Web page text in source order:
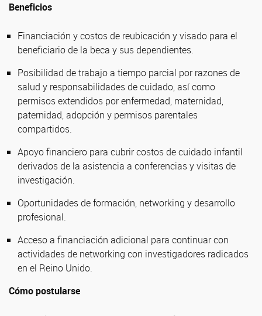
Beneficios
Financiación y costos de reubicación y visado para el
beneficiario de la beca y sus dependientes.
Posibilidad de trabajo a tiempo parcial por razones de
salud y responsabilidades de cuidado, así como
permisos extendidos por enfermedad, maternidad,
paternidad, adopción y permisos parentales
compartidos.
Apoyo financiero para cubrir costos de cuidado infantil
derivados de la asistencia a conferencias y visitas de
investigación.
Oportunidades de formación, networking y desarrollo
profesional.
Acceso a financiación adicional para continuar con
actividades de networking con investigadores radicados
en el Reino Unido.
Cómo postularse